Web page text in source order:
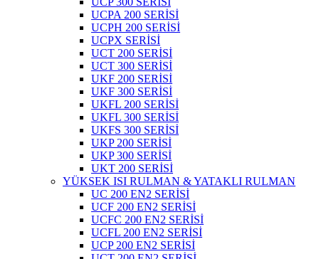
UCPA 200 SERİSİ
UCPH 200 SERİSİ
UCPX SERİSİ
UCT 200 SERİSİ
UCT 300 SERİSİ
UKF 200 SERİSİ
UKF 300 SERİSİ
UKFL 200 SERİSİ
UKFL 300 SERİSİ
UKFS 300 SERİSİ
UKP 200 SERİSİ
UKP 300 SERİSİ
UKT 200 SERİSİ
YÜKSEK ISI RULMAN & YATAKLI RULMAN
UC 200 EN2 SERİSİ
UCF 200 EN2 SERİSİ
UCFC 200 EN2 SERİSİ
UCFL 200 EN2 SERİSİ
UCP 200 EN2 SERİSİ